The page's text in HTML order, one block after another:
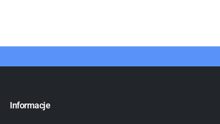
Informacje